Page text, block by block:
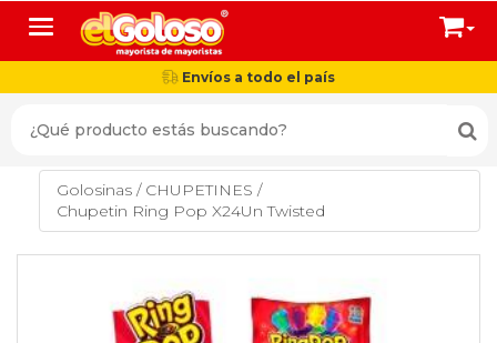
Toggle navigation
Envíos a todo el país
Golosinas / CHUPETINES /
Chupetin Ring Pop X24Un Twisted